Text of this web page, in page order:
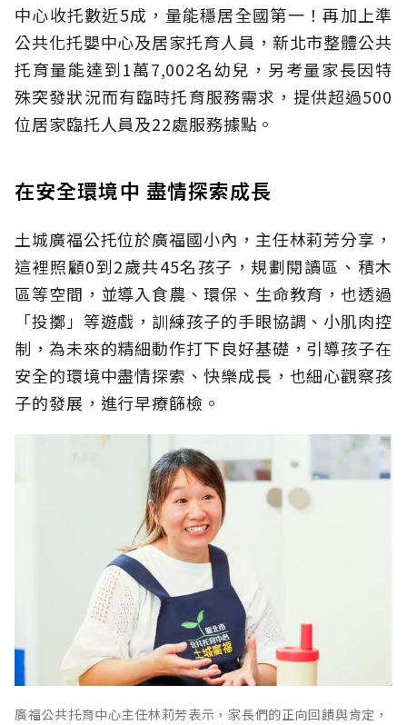
中心收托數近5成，量能穩居全國第一！再加上準
公共化托嬰中心及居家托育人員，新北市整體公共
托育量能達到1萬7,002名幼兒，另考量家長因特
殊突發狀況而有臨時托育服務需求，提供超過500
位居家臨托人員及22處服務據點。
在安全環境中 盡情探索成長
土城廣福公托位於廣福國小內，主任林莉芳分享，
這裡照顧0到2歲共45名孩子，規劃閱讀區、積木
區等空間，並導入食農、環保、生命教育，也透過
「投擲」等遊戲，訓練孩子的手眼協調、小肌肉控
制，為未來的精細動作打下良好基礎，引導孩子在
安全的環境中盡情探索、快樂成長，也細心觀察孩
子的發展，進行早療篩檢。
廣福公共托育中心主任林莉芳表示，家長們的正向回饋與肯定，